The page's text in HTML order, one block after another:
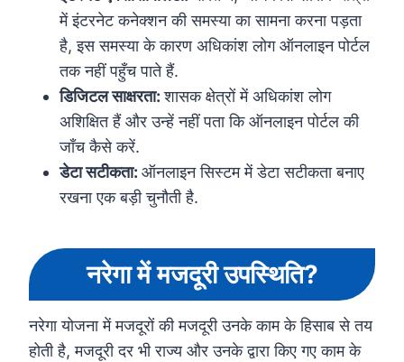
में इंटरनेट कनेक्शन की समस्या का सामना करना पड़ता
है, इस समस्या के कारण अधिकांश लोग ऑनलाइन पोर्टल
तक नहीं पहुँच पाते हैं.
डिजिटल साक्षरता:शासक क्षेत्रों में अधिकांश लोग
अशिक्षित हैं और उन्हें नहीं पता कि ऑनलाइन पोर्टल की
जाँच कैसे करें.
डेटा सटीकता: ऑनलाइन सिस्टम में डेटा सटीकता बनाए
रखना एक बड़ी चुनौती है.
नरेगा में मजदूरी उपस्थिति?
नरेगा योजना में मजदूरों की मजदूरी उनके काम के हिसाब से तय
होती है, मजदूरी दर भी राज्य और उनके द्वारा किए गए काम के